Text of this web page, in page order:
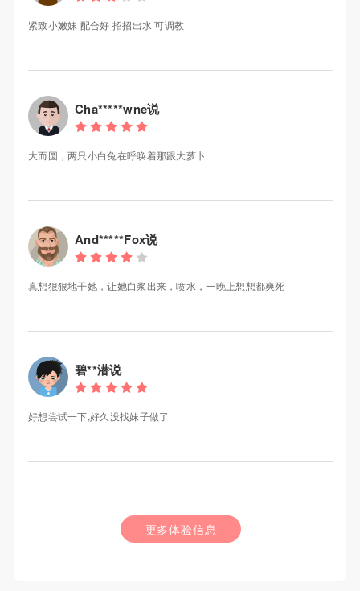
紧致小嫩妹 配合好 招招出水 可调教
Cha*****wne说
大而圆，两只小白兔在呼唤着那跟大萝卜
And*****Fox说
真想狠狠地干她，让她白浆出来，喷水，一晚上想想都爽死
碧**潜说
好想尝试一下,好久没找妹子做了
更多体验信息